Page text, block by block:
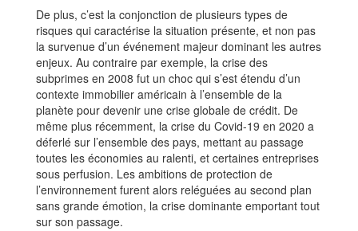
De plus, c’est la conjonction de plusieurs types de
risques qui caractérise la situation présente, et non pas
la survenue d’un événement majeur dominant les autres
enjeux. Au contraire par exemple, la crise des
subprimes en 2008 fut un choc qui s’est étendu d’un
contexte immobilier américain à l’ensemble de la
planète pour devenir une crise globale de crédit. De
même plus récemment, la crise du Covid-19 en 2020 a
déferlé sur l’ensemble des pays, mettant au passage
toutes les économies au ralenti, et certaines entreprises
sous perfusion. Les ambitions de protection de
l’environnement furent alors reléguées au second plan
sans grande émotion, la crise dominante emportant tout
sur son passage.